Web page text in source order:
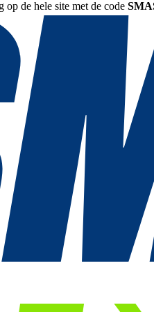
de hele site met de code